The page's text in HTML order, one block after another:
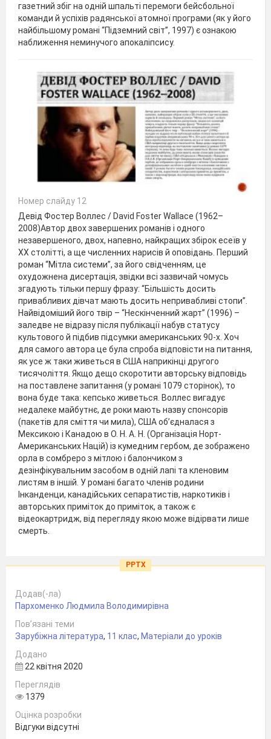
газетний збіг на одній шпальті перемоги бейсбольної
команди й успіхів радянської атомної програми (як у його
найбільшому романі “Підземний світ”, 1997) є ознакою
наближення неминучого апокаліпсису.
Номер слайду 12
Девід Фостер Воллес / David Foster Wallace (1962–
2008)Автор двох завершених романів і одного
незавершеного, двох, напевно, найкращих збірок есеїв у
ХХ столітті, а ще численних нарисів й оповідань. Перший
роман “Мітла системи”, за його свідченням, це
охудожнена дисертація, звідки всі зазвичай чомусь
згадують тільки першу фразу: “Більшість досить
привабливих дівчат мають досить непривабливі стопи”.
Найвідоміший його твір – “Нескінченний жарт” (1996) –
заледве не відразу після публікації набув статусу
культового й підбив підсумки американських 90-х. Хоч
для самого автора це була спроба відповісти на питання,
як усе ж таки живеться в США наприкінці другого
тисячоліття. Якщо дещо скоротити авторську відповідь
на поставлене запитання (у романі 1079 сторінок), то
вона буде така: кепсько живеться. Воллес вигадує
недалеке майбутнє, де роки мають назву спонсорів
(пакетів для сміття чи мила), США об’єдналася з
Мексикою і Канадою в О. Н. А. Н. (Організація Норт-
Американських Націй) із кумедним гербом, де зображено
орла в сомбреро з мітлою і балончиком з
дезінфікувальним засобом в одній лапі та кленовим
листям в іншій. У романі багато членів родини
Інканденци, канадійських сепаратистів, наркотиків і
авторських приміток до приміток, а також є
відеокартридж, від перегляду якою може відірвати лише
смерть.
PPTX
Додав(-ла)
Пархоменко Людмила Володимирівна
Пов’язані теми
Зарубіжна література, 11 клас, Матеріали до уроків
Додано
22 квітня 2020
Переглядів
1379
Оцінка розробки
Відгуки відсутні